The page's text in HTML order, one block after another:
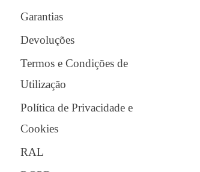
Garantias
Devoluções
Termos e Condições de
Utilização
Política de Privacidade e
Cookies
RAL